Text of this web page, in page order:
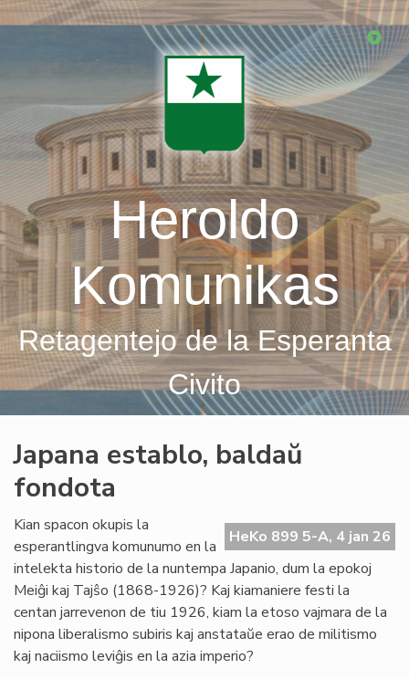
Skip
Heroldo
Komunikas
Retagentejo de la Esperanta
Civito
Japana establo, baldaŭ
fondota
HeKo 899 5-A, 4 jan 26
Kian spacon okupis la
esperantlingva komunumo en la
intelekta historio de la nuntempa Japanio, dum la epokoj
Meiĝi kaj Tajŝo (1868-1926)? Kaj kiamaniere festi la
centan jarrevenon de tiu 1926, kiam la etoso vajmara de la
nipona liberalismo subiris kaj anstataŭe erao de militismo
kaj naciismo leviĝis en la azia imperio?